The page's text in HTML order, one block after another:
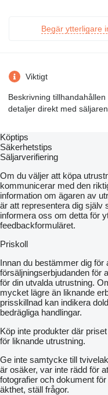
Begär ytterligare
Viktigt
Beskrivning
detaljer direkt med
Köptips
Säkerhetstips
Säljarverifiering
Om du väljer att köpa
kommunicerar med den
information om ägaren av
är att representera dig själv
informera oss om detta för
feedbackformuläret.
Priskoll
Innan du bestämmer dig för
försäljningserbjudanden för
för din utvalda utrustning.
mycket lägre än liknande
prisskillnad kan indikera
bedrägliga handlingar.
Köp inte produkter där
för liknande utrustning.
Ge inte samtycke till
är osäker, var inte rädd för
fotografier och dokument
äkthet, ställ frågor.